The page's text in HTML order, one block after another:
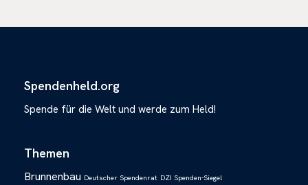
Spendenheld.org
Spende für die Welt und werde zum Held!
Themen
Brunnenbau Deutscher Spendenrat DZI Spenden-Siegel